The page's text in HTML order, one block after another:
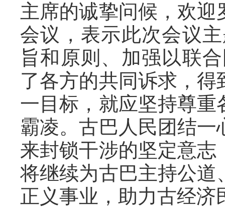
主席的诚挚问候，欢
会议，表示此次会议
旨和原则、加强以联
了各方的共同诉求，
一目标，就应坚持尊
霸凌。古巴人民团结
来封锁干涉的坚定意
将继续为古巴主持公
正义事业，助力古经济